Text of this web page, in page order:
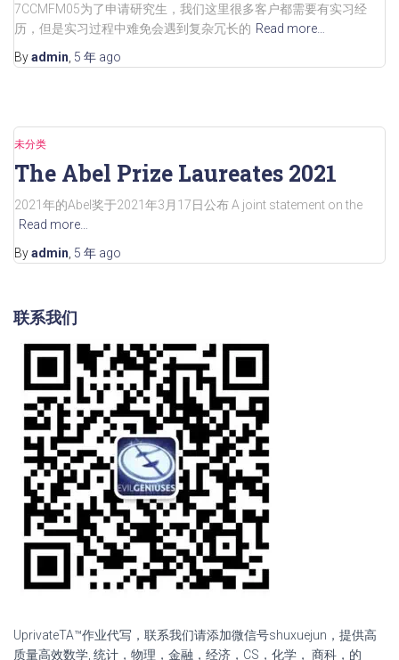
7CCMFM05为了申请研究生，我们这里很多客户都需要有实习经
历，但是实习过程中难免会遇到复杂冗长的 Read more…
Byadmin 5 年 ago
未分类
The Abel Prize Laureates 2021
2021年的Abel奖于2021年3月17日公布 A joint statement on the
Read more…
Byadmin, 5 年 ago
联系我们
UprivateTA™作业代写，联系我们请添加微信号shuxuejun，提供高
质量高效数学, 统计，物理，金融，经济，CS，化学， 商科，的